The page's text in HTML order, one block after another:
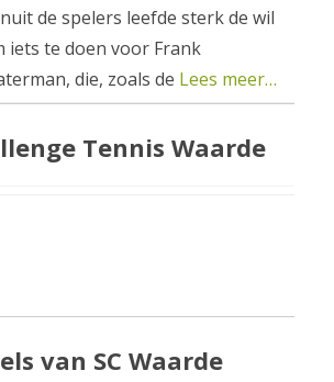
de spelers leefde sterk de wil
iets te doen voor Frank
die, zoals de Lees meer…
Tennis Waarde
van SC Waarde